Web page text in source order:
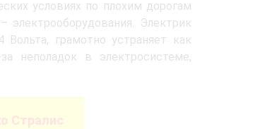
условиях по плохим дорогам
Электрик
грамотно устраняет как
неполадок в электросистеме,
Стралис